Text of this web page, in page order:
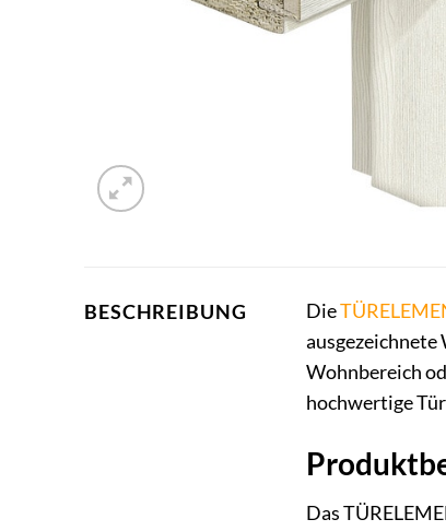
BESCHREIBUNG Die
Wohnbereich
hochwertige
Das